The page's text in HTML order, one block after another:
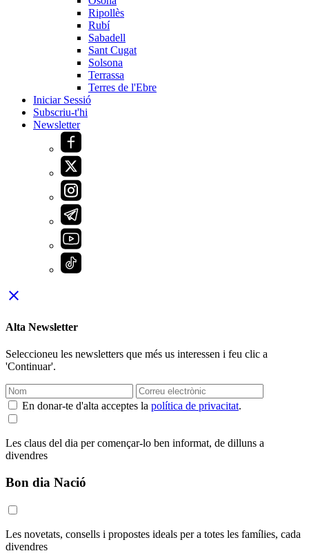
Ripollès
Rubí
Sabadell
Sant Cugat
Solsona
Terrassa
Terres de l'Ebre
Iniciar Sessió
Subscriu-t'hi
Newsletter
close
Alta Newsletter
Seleccioneu les newsletters que més us interessen i feu clic a
'Continuar'.
En donar-te d'alta acceptes la política de privacitat.
Les claus del dia per començar-lo ben informat, de dilluns a
divendres
Bon dia Nació
Les novetats, consells i propostes ideals per a totes les famílies, cada
divendres